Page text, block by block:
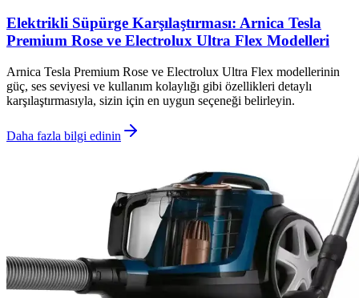
Elektrikli Süpürge Karşılaştırması: Arnica Tesla
Premium Rose ve Electrolux Ultra Flex Modelleri
Arnica Tesla Premium Rose ve Electrolux Ultra Flex modellerinin
güç, ses seviyesi ve kullanım kolaylığı gibi özellikleri detaylı
karşılaştırmasıyla, sizin için en uygun seçeneği belirleyin.
Daha fazla bilgi edinin